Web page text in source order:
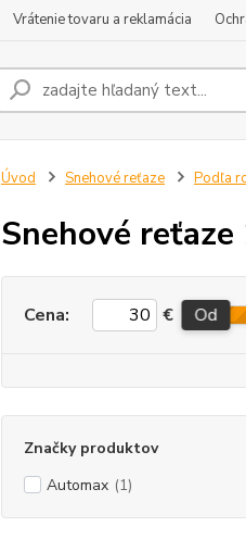
Vrátenie tovaru a reklamácia
Úvod Snehové reťaze Podľa
Snehové
Cena: € Od
Značky produktov
Automax (1)